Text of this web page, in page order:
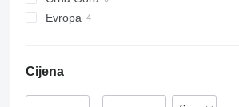
T701 HP
Evropa
Cijena